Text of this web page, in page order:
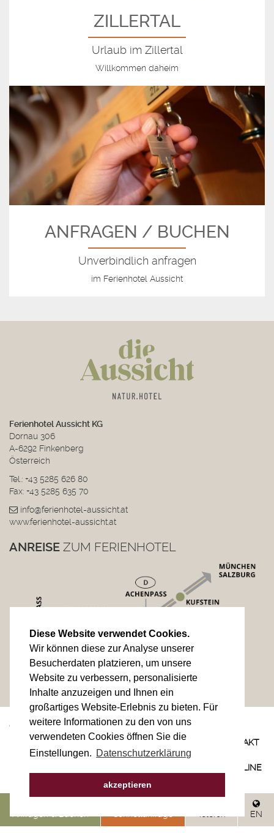
Diese Website verwendet Cookies.
Wir können diese zur Analyse unserer
Besucherdaten platzieren, um unsere
Website zu verbessern, personalisierte
Inhalte anzuzeigen und Ihnen ein
großartiges Website-Erlebnis zu bieten. Für
weitere Informationen zu den von uns
verwendeten Cookies öffnen Sie die
Einstellungen. Datenschutzerklärung
akzeptieren
ZILLERTAL
Urlaub im Zillertal
Willkommen daheim
ANFRAGEN / BUCHEN
Unverbindlich anfragen
im Ferienhotel Aussicht
Ferienhotel Aussicht KG
Dornau 306
A-6292 Finkenberg
Österreich
Tel.: +43 5285 626 80
Fax: +43 5285 635 70
info@ferienhotel-aussicht.at
www.ferienhotel-aussicht.at
ANREISE ZUM FERIENHOTEL
© 2023
IMPRESSUM
DATENSCHUTZERKLÄRUNG
SITEMAP ANREISE
KONTAKT
NEWSLETTER
websLINE
EN